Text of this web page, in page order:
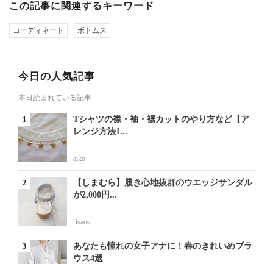
この記事に関連するキーワード
コーディネート ボトムス
今日の人気記事
本日読まれている記事
Tシャツの襟・袖・裾カットのやり方など【ア
レンジ方法1...
aiko
【しまむら】履き心地抜群のウエッジサンダル
が2,000円...
risaos
あなたも憧れの女子アナに！春のきれいめブラ
ウス4選